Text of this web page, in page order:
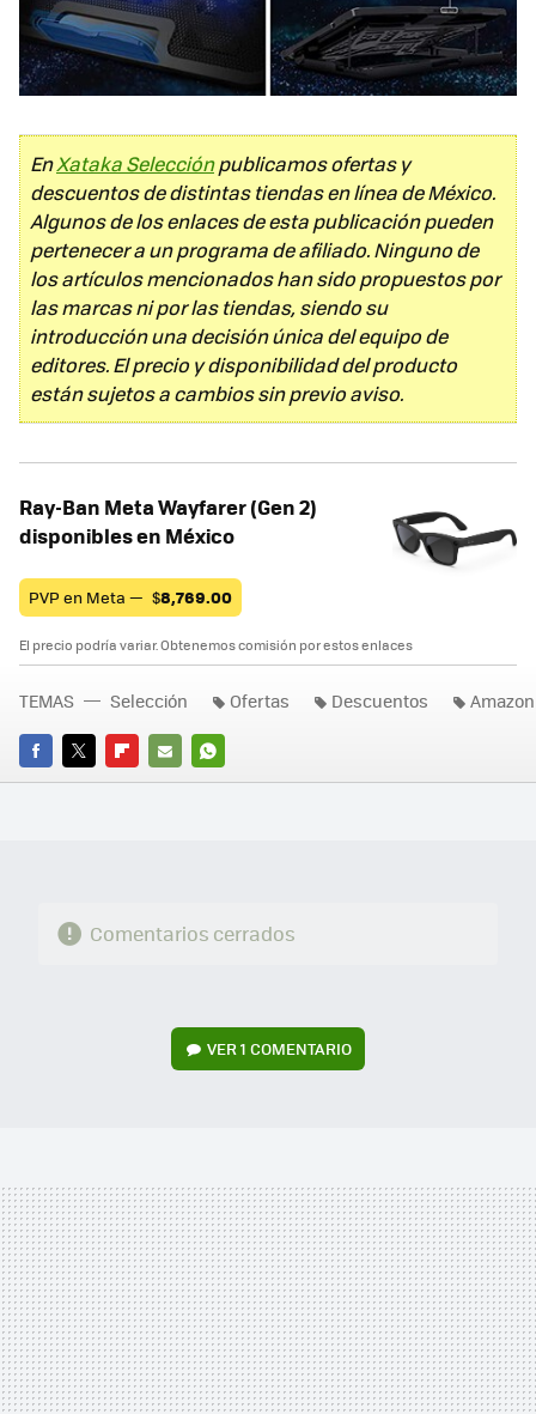
EnXataka Selecciónpublicamos ofertas y
descuentos de distintas tiendas en línea de México.
Algunos de los enlaces de esta publicación pueden
pertenecer a un programa de afiliado. Ninguno de
los artículos mencionados han sido propuestos por
las marcas ni por las tiendas, siendo su
introducción una decisión única del equipo de
editores. El precio y disponibilidad del producto
están sujetos a cambios sin previo aviso.
Ray-Ban Meta Wayfarer (Gen 2)
disponibles en México
PVP en Meta — $8,769.00
El precio podría variar. Obtenemos comisión por estos enlaces
FACEBOOK
TWITTERFLIPBOARD
E-
WHATSAPP
TEMAS Selección Ofertas Descuentos
Comentarios cerrados
VER1 COMENTARIO